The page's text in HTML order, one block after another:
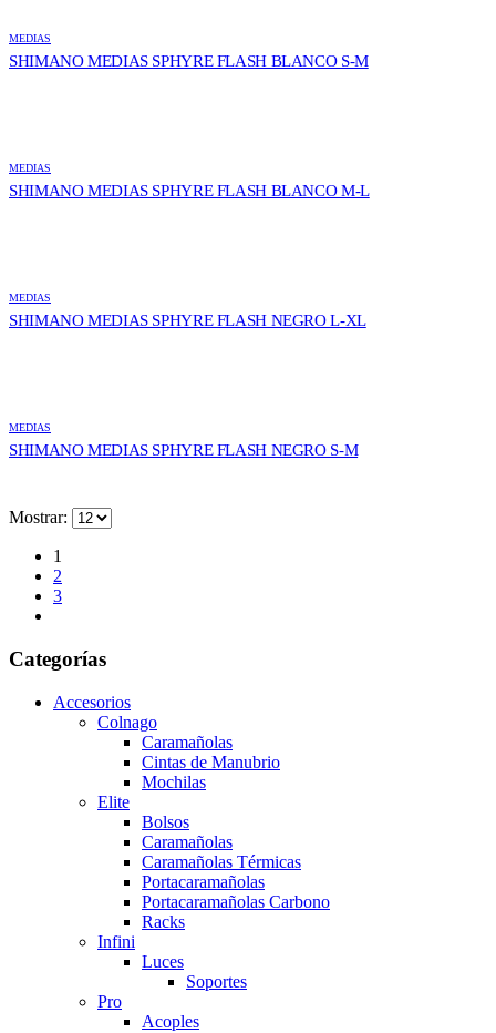
MEDIAS
SHIMANO MEDIAS SPHYRE FLASH BLANCO S-M
MEDIAS
SHIMANO MEDIAS SPHYRE FLASH BLANCO M-L
MEDIAS
SHIMANO MEDIAS SPHYRE FLASH NEGRO L-XL
MEDIAS
SHIMANO MEDIAS SPHYRE FLASH NEGRO S-M
Mostrar:
1
2
3
Categorías
Accesorios
Colnago
Caramañolas
Cintas de Manubrio
Mochilas
Elite
Bolsos
Caramañolas
Caramañolas Térmicas
Portacaramañolas
Portacaramañolas Carbono
Racks
Infini
Luces
Soportes
Pro
Acoples